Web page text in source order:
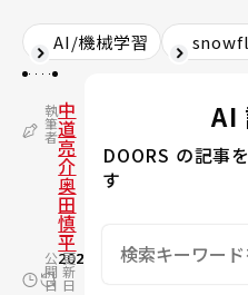
AI/機械学習
執
筆
者
中
道
亮
介
奥
田
慎
平
公
開
日
2025.06.04
更
新
日
2025.06.16
AI
DOORS の記事
す